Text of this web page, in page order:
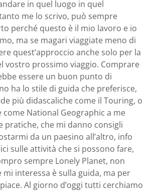
in quel luogo in quel
me lo scrivo, può sempre
perché questo è il mio lavoro e io
ma se magari viaggiate meno di
quest’approccio anche solo per la
vostro prossimo viaggio. Comprare
essere un buon punto di
ha lo stile di guida che preferisce,
più didascaliche come il Touring, o
National Geographic a me
pratiche, che mi danno consigli
da un paesino all’altro, info
sulle attività che si possono fare,
sempre Lonely Planet, non
interessa è sulla guida, ma per
Al giorno d’oggi tutti cerchiamo